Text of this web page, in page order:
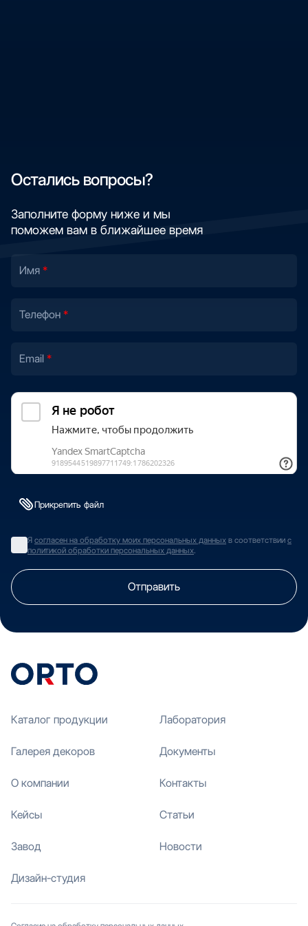
Остались вопросы?
Заполните форму ниже и мы
поможем вам в ближайшее время
Имя
Телефон
Email
Прикрепить файл
Я согласен на обработку моих персональных данных в соответствии с
политикой обработки персональных данных.
Отправить
Каталог продукции
Галерея декоров
О компании
Кейсы
Завод
Дизайн-студия
Лаборатория
Документы
Контакты
Статьи
Новости